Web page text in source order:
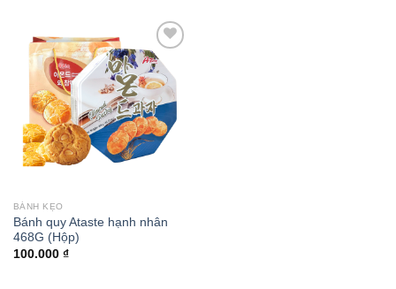
Add to
wishlist
BÁNH KẸO
Bánh quy Ataste hạnh nhân
468G (Hộp)
100.000 ₫